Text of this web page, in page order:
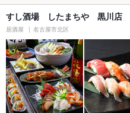
すし酒場 したまちや 黒川店
居酒屋 名古屋市北区